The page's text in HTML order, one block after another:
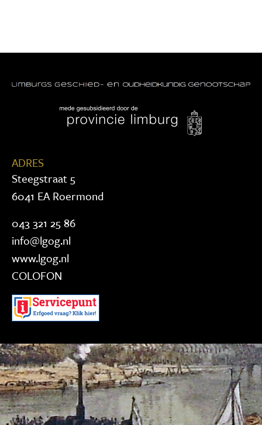
ADRES
Steegstraat 5
6041 EA Roermond
043 321 25 86
info@lgog.nl
www.lgog.nl
COLOFON